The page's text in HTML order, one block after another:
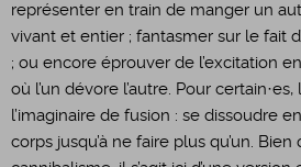
représenter en train de manger un
vivant et entier ; fantasmer sur le fait
; ou encore éprouver de l’excitation
où l’un dévore l’autre. Pour
l’imaginaire de fusion : se dissoudre
corps jusqu’à ne faire plus qu’un. Bien